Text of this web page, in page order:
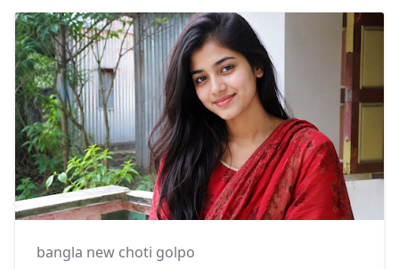
bangla new choti golpo